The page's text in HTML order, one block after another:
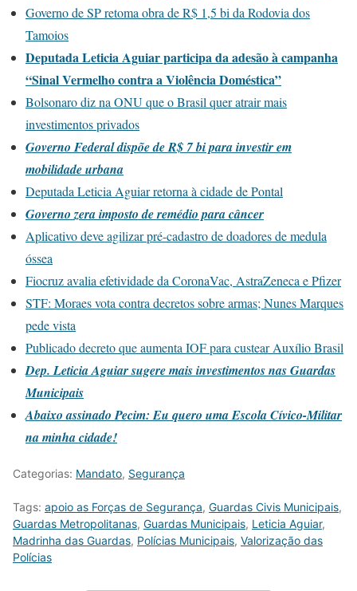
Governo de SP retoma obra de R$ 1,5 bi da Rodovia dos
Tamoios
Deputada Leticia Aguiar participa da adesão à campanha
“Sinal Vermelho contra a Violência Doméstica”
Bolsonaro diz na ONU que o Brasil quer atrair mais
investimentos privados
Governo Federal dispõe de R$ 7 bi para investir em
mobilidade urbana
Deputada Leticia Aguiar retorna à cidade de Pontal
Governo zera imposto de remédio para câncer
Aplicativo deve agilizar pré-cadastro de doadores de medula
óssea
Fiocruz avalia efetividade da CoronaVac, AstraZeneca e Pfizer
STF: Moraes vota contra decretos sobre armas; Nunes Marques
pede vista
Publicado decreto que aumenta IOF para custear Auxílio Brasil
Dep. Leticia Aguiar sugere mais investimentos nas Guardas
Municipais
Abaixo assinado Pecim: Eu quero uma Escola Cívico-Militar
na minha cidade!
Categorias: Mandato, Segurança
Tags: apoio as Forças de Segurança, Guardas Civis Municipais,
Guardas Metropolitanas, Guardas Municipais, Leticia Aguiar,
Madrinha das Guardas, Polícias Municipais, Valorização das
Polícias